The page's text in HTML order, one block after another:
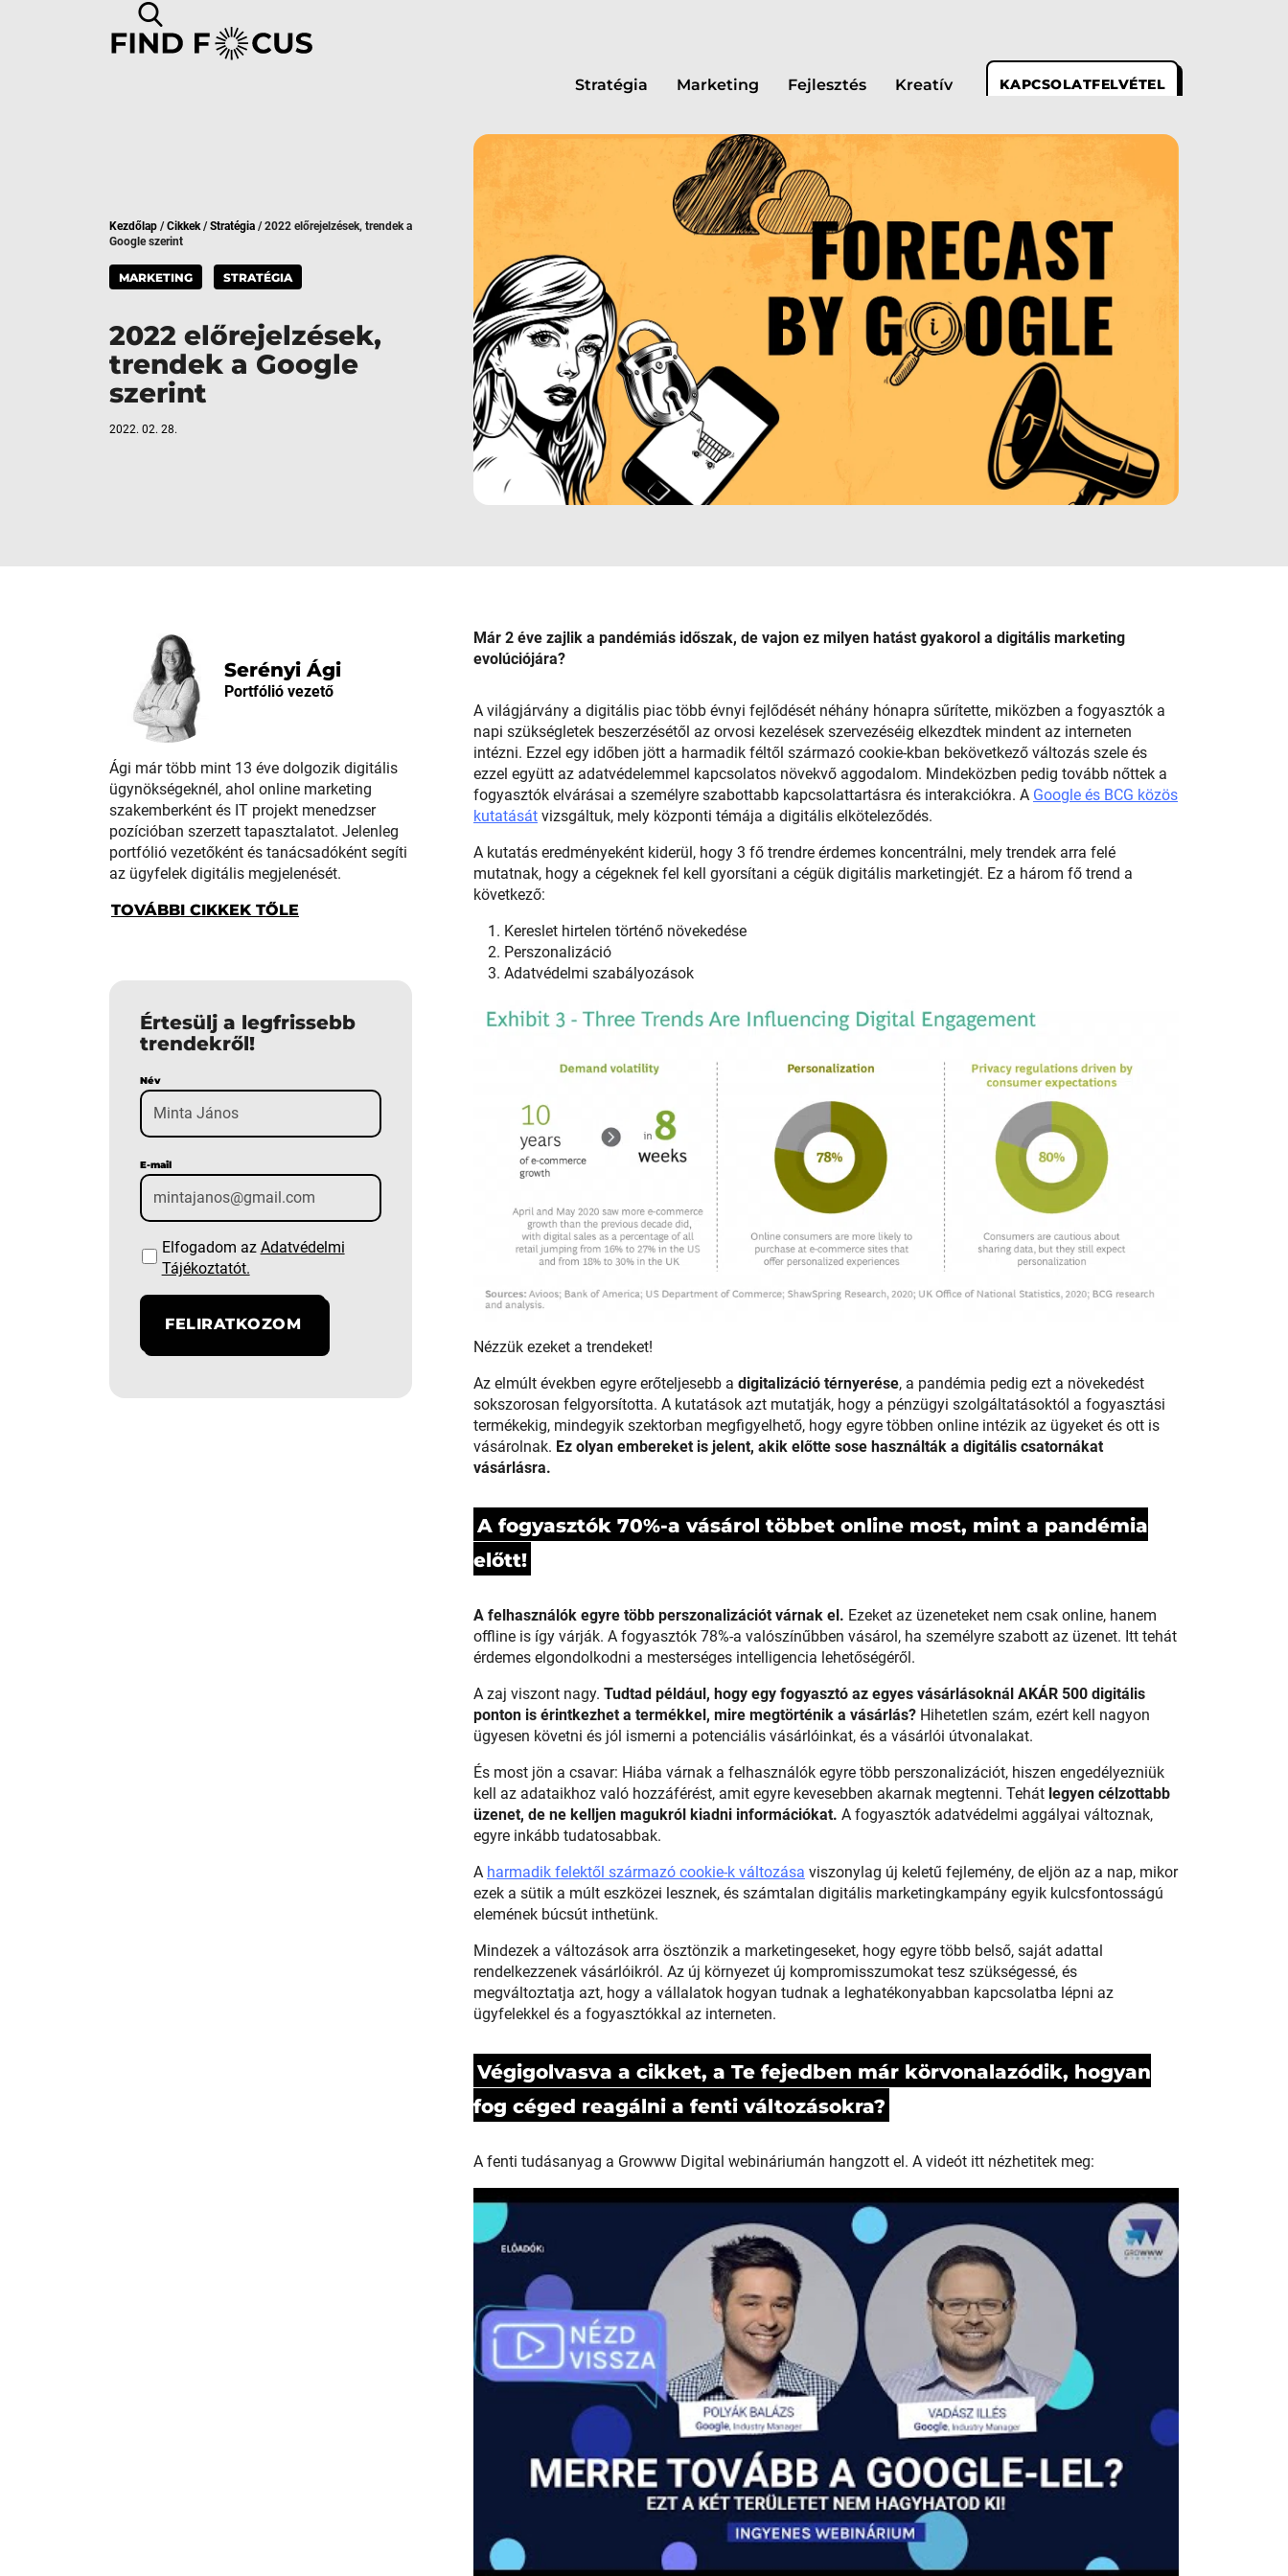
Stratégia Marketing Fejlesztés Kreatív KAPCSOLATFELVÉTEL
Kezdőlap /Cikkek/Stratégia /2022 előrejelzések, trendek a
Google szerint
MARKETING STRATÉGIA
2022 előrejelzések,
trendek a Google
szerint
2022. 02. 28.
Serényi Ági
Portfólió vezető
Ági már több mint 13 éve dolgozik digitális
ügynökségeknél, ahol online marketing
szakemberként és IT projekt menedzser
pozícióban szerzett tapasztalatot. Jelenleg
portfólió vezetőként és tanácsadóként segíti
az ügyfelek digitális megjelenését.
TOVÁBBI CIKKEK TŐLE
Értesülj a legfrissebb
trendekről!
Név
E-mail
Elfogadom az Adatvédelmi
Tájékoztatót.
Már 2 éve zajlik a pandémiás időszak, de vajon ez milyen hatást gyakorol a digitális marketing
evolúciójára?
A világjárvány a digitális piac több évnyi fejlődését néhány hónapra sűrítette, miközben a fogyasztók a
napi szükségletek beszerzésétől az orvosi kezelések szervezéséig elkezdtek mindent az interneten
intézni. Ezzel egy időben jött a harmadik féltől származó cookie-kban bekövetkező változás szele és
ezzel együtt az adatvédelemmel kapcsolatos növekvő aggodalom. Mindeközben pedig tovább nőttek a
fogyasztók elvárásai a személyre szabottabb kapcsolattartásra és interakciókra. A Google és BCG közös
kutatását vizsgáltuk, mely központi témája a digitális elköteleződés.
A kutatás eredményeként kiderül, hogy 3 fő trendre érdemes koncentrálni, mely trendek arra felé
mutatnak, hogy a cégeknek fel kell gyorsítani a cégük digitális marketingjét. Ez a három fő trend a
következő:
Kereslet hirtelen történő növekedése
Perszonalizáció
Adatvédelmi szabályozások
Nézzük ezeket a trendeket!
Az elmúlt években egyre erőteljesebb a digitalizáció térnyerése, a pandémia pedig ezt a növekedést
sokszorosan felgyorsította. A kutatások azt mutatják, hogy a pénzügyi szolgáltatásoktól a fogyasztási
termékekig, mindegyik szektorban megfigyelhető, hogy egyre többen online intézik az ügyeket és ott is
vásárolnak. Ez olyan embereket is jelent, akik előtte sose használták a digitális csatornákat
vásárlásra.
A fogyasztók 70%-a vásárol többet online most, mint a pandémia
előtt!
A felhasználók egyre több perszonalizációt várnak el. Ezeket az üzeneteket nem csak online, hanem
offline is így várják. A fogyasztók 78%-a valószínűbben vásárol, ha személyre szabott az üzenet. Itt tehát
érdemes elgondolkodni a mesterséges intelligencia lehetőségéről.
A zaj viszont nagy. Tudtad például, hogy egy fogyasztó az egyes vásárlásoknál AKÁR 500 digitális
ponton is érintkezhet a termékkel, mire megtörténik a vásárlás? Hihetetlen szám, ezért kell nagyon
ügyesen követni és jól ismerni a potenciális vásárlóinkat, és a vásárlói útvonalakat.
És most jön a csavar: Hiába várnak a felhasználók egyre több perszonalizációt, hiszen engedélyezniük
kell az adataikhoz való hozzáférést, amit egyre kevesebben akarnak megtenni. Tehát legyen célzottabb
üzenet, de ne kelljen magukról kiadni információkat. A fogyasztók adatvédelmi aggályai változnak,
egyre inkább tudatosabbak.
A harmadik felektől származó cookie-k változása viszonylag új keletű fejlemény, de eljön az a nap, mikor
ezek a sütik a múlt eszközei lesznek, és számtalan digitális marketingkampány egyik kulcsfontosságú
elemének búcsút inthetünk.
Mindezek a változások arra ösztönzik a marketingeseket, hogy egyre több belső, saját adattal
rendelkezzenek vásárlóikról. Az új környezet új kompromisszumokat tesz szükségessé, és
megváltoztatja azt, hogy a vállalatok hogyan tudnak a leghatékonyabban kapcsolatba lépni az
ügyfelekkel és a fogyasztókkal az interneten.
Végigolvasva a cikket, a Te fejedben már körvonalazódik, hogyan
fog céged reagálni a fenti változásokra?
A fenti tudásanyag a Growww Digital webináriumán hangzott el. A videót itt nézhetitek meg: